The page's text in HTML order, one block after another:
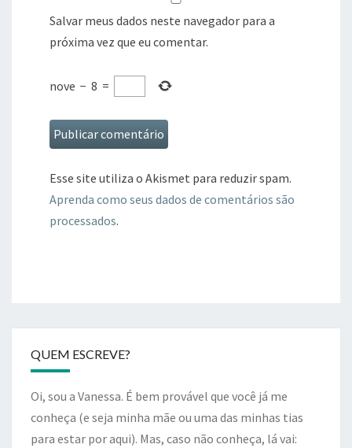
Salvar meus dados neste navegador para a
próxima vez que eu comentar.
nove − 8 =
Esse site utiliza o Akismet para reduzir spam.
Aprenda como seus dados de comentários são
processados.
QUEM ESCREVE?
Oi, sou a Vanessa. É bem provável que você já me
conheça (e seja minha mãe ou uma das minhas tias
para estar por aqui). Mas, caso não conheça, lá vai: